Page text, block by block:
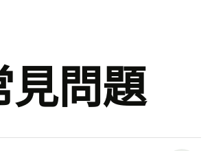
見問題